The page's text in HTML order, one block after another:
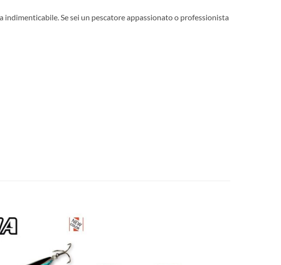
indimenticabile. Se sei un pescatore appassionato o professionista